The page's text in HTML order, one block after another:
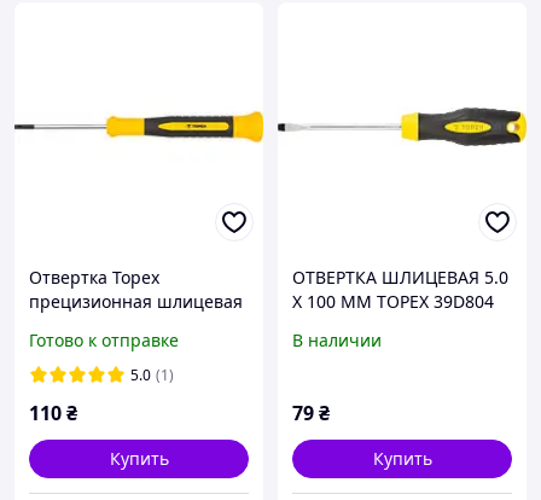
Отвертка Topex
прецизионная шлицевая
Готово к отправке
5.0 (1)
110₴
Купить
ОТВЕРТКА ШЛИЦЕВАЯ 5.0
X 100 ММ TOPEX 39D804
В наличии
79₴
Купить